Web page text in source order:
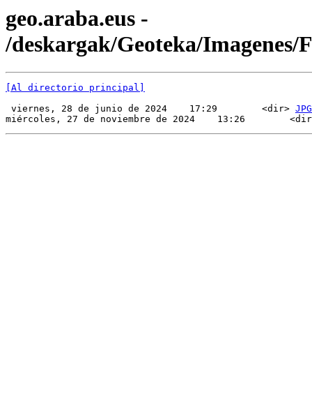
geo.araba.eus -
/deskargak/Geoteka/Imagenes/
[Al directorio principal]
viernes, 28 de junio de 2024    17:29        <dir> JPG
miércoles, 27 de noviembre de 2024    13:26